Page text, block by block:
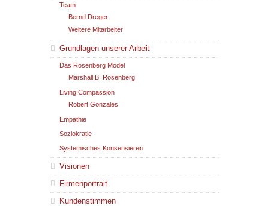
Team
Bernd Dreger
Weitere Mitarbeiter
Grundlagen unserer Arbeit
Das Rosenberg Model
Marshall B. Rosenberg
Living Compassion
Robert Gonzales
Empathie
Soziokratie
Systemisches Konsensieren
Visionen
Firmenportrait
Kundenstimmen